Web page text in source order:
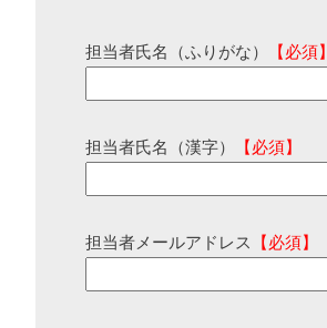
担当者氏名（ふりがな） 【必須】
担当者氏名（漢字） 【必須】
担当者メールアドレス 【必須】